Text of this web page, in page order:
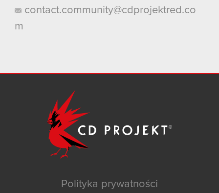
contact.community@cdprojektred.co
m
Polityka prywatności